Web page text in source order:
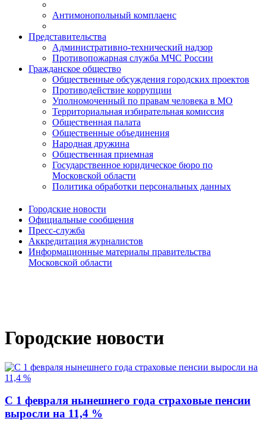
Антимонопольный комплаенс
Представительства
Административно-технический надзор
Противопожарная служба МЧС России
Гражданское общество
Общественные обсуждения городских проектов
Противодействие коррупции
Уполномоченный по правам человека в МО
Территориальная избирательная комиссия
Общественная палата
Общественные объединения
Народная дружина
Общественная приемная
Государственное юридическое бюро по
Московской области
Политика обработки персональных данных
Городские новости
Официальные сообщения
Пресс-служба
Аккредитация журналистов
Информационные материалы правительства
Московской области
Городские новости
С 1 февраля нынешнего года страховые пенсии
выросли на 11,4 %